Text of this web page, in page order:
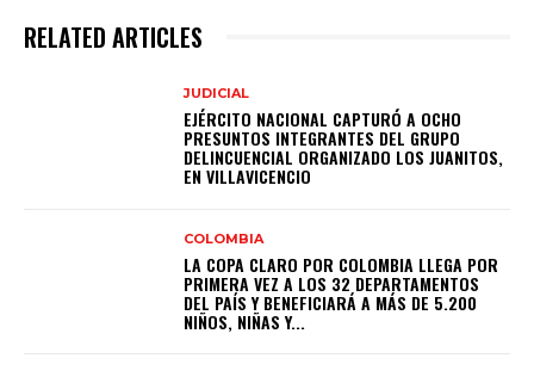
RELATED ARTICLES
JUDICIAL
EJÉRCITO NACIONAL CAPTURÓ A OCHO
PRESUNTOS INTEGRANTES DEL GRUPO
DELINCUENCIAL ORGANIZADO LOS JUANITOS,
EN VILLAVICENCIO
COLOMBIA
LA COPA CLARO POR COLOMBIA LLEGA POR
PRIMERA VEZ A LOS 32 DEPARTAMENTOS
DEL PAÍS Y BENEFICIARÁ A MÁS DE 5.200
NIÑOS, NIÑAS Y...